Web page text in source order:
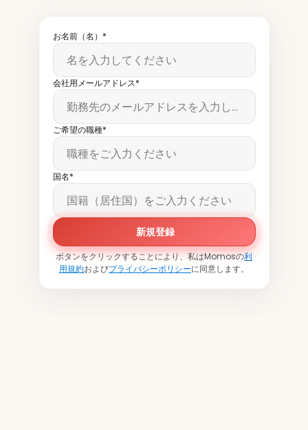
お名前（名）*
会社用メールアドレス*
ご希望の職種*
国名*
新規登録
ボタンをクリックすることにより、私はMomosの利
用規約およびプライバシーポリシーに同意します。